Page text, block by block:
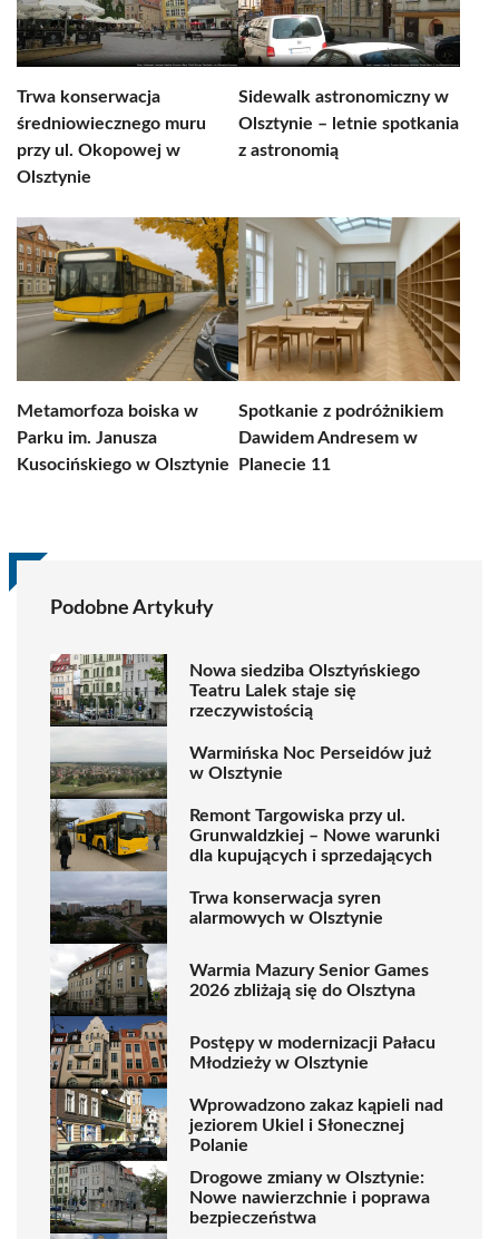
Trwa konserwacja
średniowiecznego muru
przy ul. Okopowej w
Olsztynie
Sidewalk astronomiczny w
Olsztynie – letnie spotkania
z astronomią
Metamorfoza boiska w
Parku im. Janusza
Kusocińskiego w Olsztynie
Spotkanie z podróżnikiem
Dawidem Andresem w
Planecie 11
Podobne Artykuły
Nowa siedziba Olsztyńskiego
Teatru Lalek staje się
rzeczywistością
Warmińska Noc Perseidów już
w Olsztynie
Remont Targowiska przy ul.
Grunwaldzkiej – Nowe warunki
dla kupujących i sprzedających
Trwa konserwacja syren
alarmowych w Olsztynie
Warmia Mazury Senior Games
2026 zbliżają się do Olsztyna
Postępy w modernizacji Pałacu
Młodzieży w Olsztynie
Wprowadzono zakaz kąpieli nad
jeziorem Ukiel i Słonecznej
Polanie
Drogowe zmiany w Olsztynie:
Nowe nawierzchnie i poprawa
bezpieczeństwa